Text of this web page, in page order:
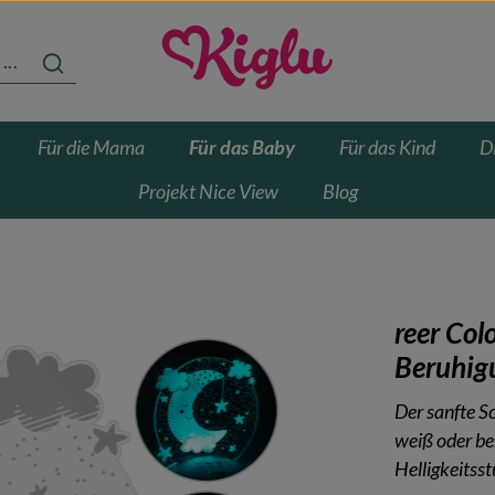
Für die Mama Für das Baby Für das Kind
Projekt Nice View
Blog
reer
Der sanfte
weiß oder